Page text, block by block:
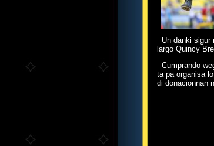
Un danki sigur
largo Quincy
Cumprando
ta pa organisa
di donacionnan